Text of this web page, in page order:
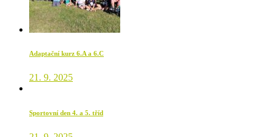
Adaptační kurz 6.A a 6.C
21. 9. 2025
Sportovní den 4. a 5. tříd